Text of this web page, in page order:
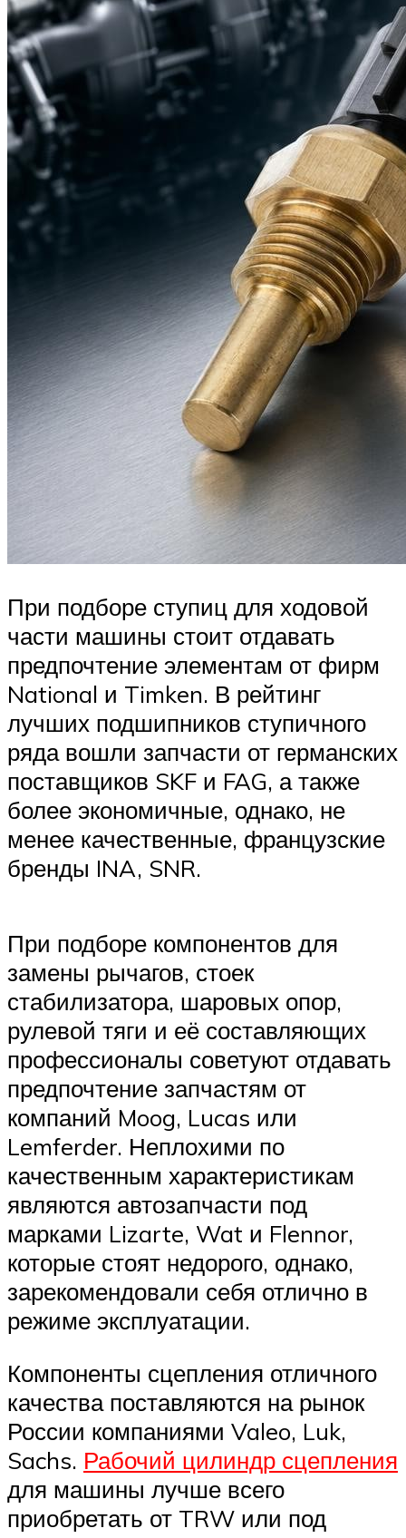
При подборе ступиц для ходовой
части машины стоит отдавать
предпочтение элементам от фирм
National и Timken. В рейтинг
лучших подшипников ступичного
ряда вошли запчасти от германских
поставщиков SKF и FAG, а также
более экономичные, однако, не
менее качественные, французские
бренды INA, SNR.
При подборе компонентов для
замены рычагов, стоек
стабилизатора, шаровых опор,
рулевой тяги и её составляющих
профессионалы советуют отдавать
предпочтение запчастям от
компаний Moog, Lucas или
Lemferder. Неплохими по
качественным характеристикам
являются автозапчасти под
марками Lizarte, Wat и Flennor,
которые стоят недорого, однако,
зарекомендовали себя отлично в
режиме эксплуатации.
Компоненты сцепления отличного
качества поставляются на рынок
России компаниями Valeo, Luk,
Sachs. Рабочий цилиндр сцепления
для машины лучше всего
приобретать от TRW или под